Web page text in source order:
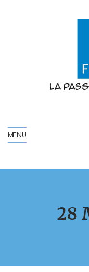
MENU
28